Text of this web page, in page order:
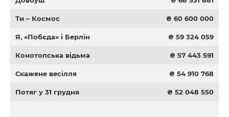
Ти – Космос ₴ 60 600 000
Я, «Побєда» і Берлін ₴ 59 324 059
Конотопська відьма ₴ 57 443 591
Скажене весілля ₴ 54 910 768
Потяг у 31 грудня ₴ 52 048 550